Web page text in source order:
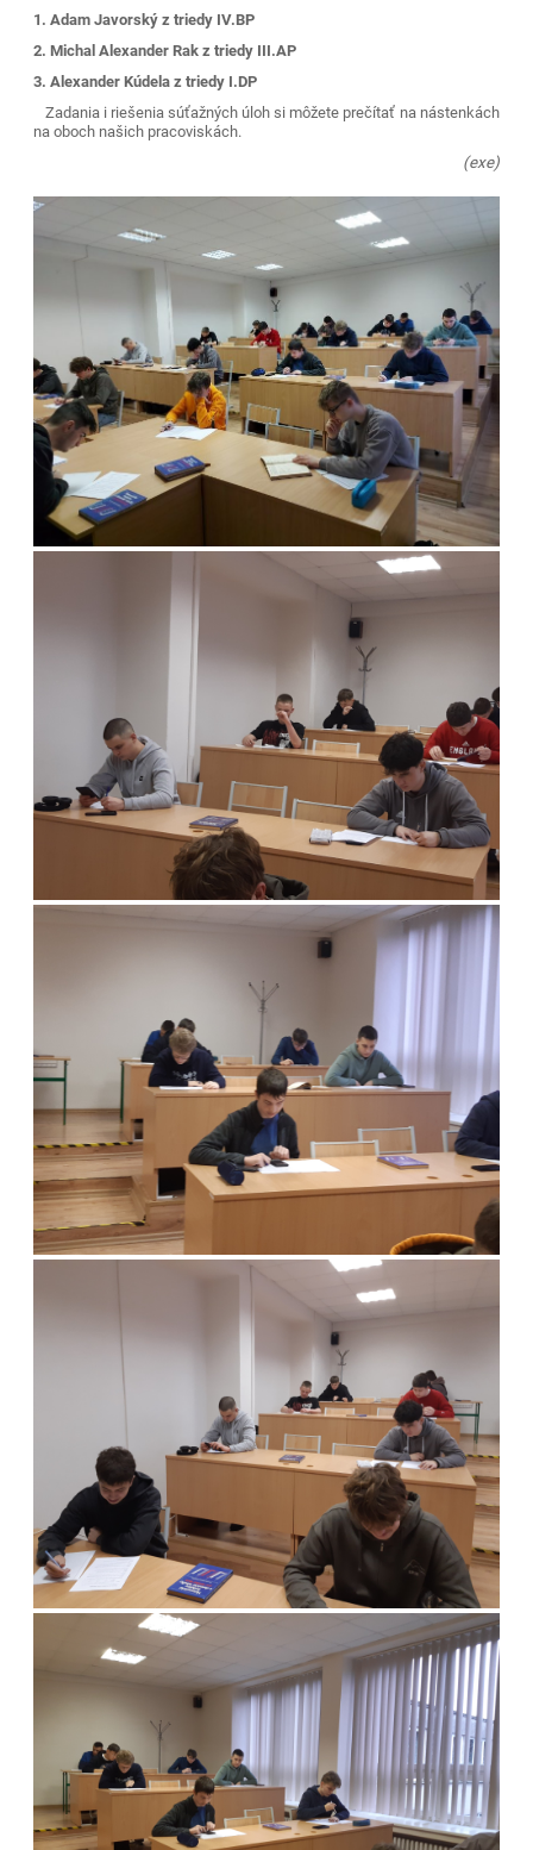
1. Adam Javorský z triedy IV.BP
2. Michal Alexander Rak z triedy III.AP
3. Alexander Kúdela z triedy I.DP
Zadania i riešenia súťažných úloh si môžete prečítať na nástenkách
na oboch našich pracoviskách.
(exe)